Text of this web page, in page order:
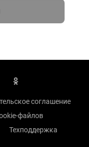
соглашение
файлов
Техподдержка